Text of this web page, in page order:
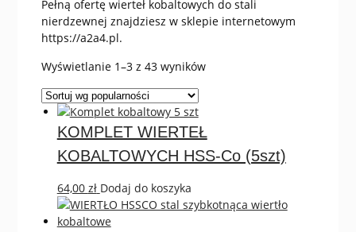
Pełną ofertę wierteł kobaltowych do stali
nierdzewnej znajdziesz w sklepie internetowym
https://a2a4.pl.
Wyświetlanie 1–3 z 43 wynikówPosortowane
KOMPLET WIERTEŁ
KOBALTOWYCH HSS-Co (5szt)
64,00 zł Dodaj do koszyka